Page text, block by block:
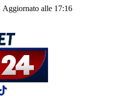
Aggiornato alle 17:16